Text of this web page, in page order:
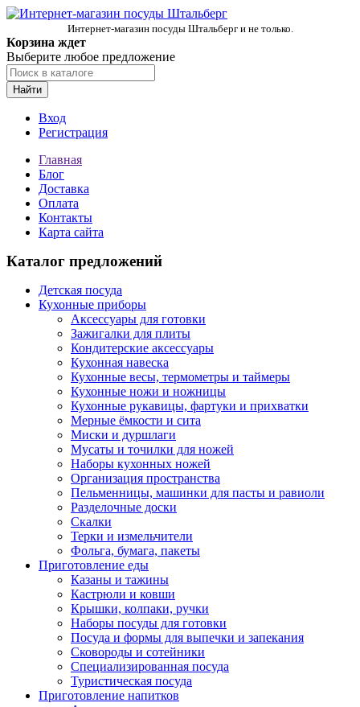
Интернет-магазин посуды Штальберг и не только.
Корзина ждет
Выберите любое предложение
Найти
Вход
Регистрация
Главная
Блог
Доставка
Оплата
Контакты
Карта сайта
Каталог предложений
Детская посуда
Кухонные приборы
Аксессуары для готовки
Зажигалки для плиты
Кондитерские аксессуары
Кухонная навеска
Кухонные весы, термометры и таймеры
Кухонные ножи и ножницы
Кухонные рукавицы, фартуки и прихватки
Мерные ёмкости и сита
Миски и дуршлаги
Мусаты и точилки для ножей
Наборы кухонных ножей
Организация пространства
Пельменницы, машинки для пасты и равиоли
Разделочные доски
Скалки
Терки и измельчители
Фольга, бумага, пакеты
Приготовление еды
Казаны и тажины
Кастрюли и ковши
Крышки, колпаки, ручки
Наборы посуды для готовки
Посуда и формы для выпечки и запекания
Сковороды и сотейники
Специализированная посуда
Туристическая посуда
Приготовление напитков